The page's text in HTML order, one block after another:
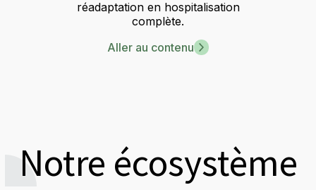
réadaptation en hospitalisation
complète.
Aller au contenu
Notre écosystème